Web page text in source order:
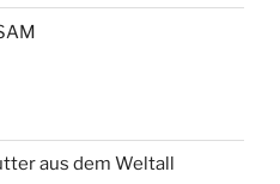
aus dem Weltall